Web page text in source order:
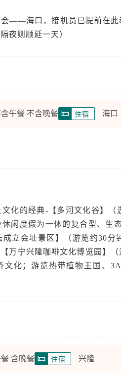
会——海口，接机员已提前在此
夜则顺延一天）
午餐 不含晚餐 住宿 海口
文化的经典-【多河文化谷】（
闲度假为一体的复合型、生
立会址景区】（游览约30
万宁兴隆咖啡文化博览园】
文化；游览热带植物王国、
含晚餐 住宿 兴隆